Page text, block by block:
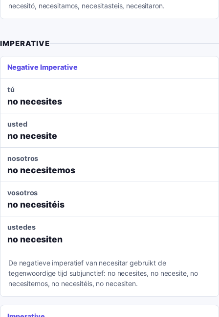
necesitó, necesitamos, necesitasteis, necesitaron.
IMPERATIVE
Negative Imperative
tú
no necesites
usted
no necesite
nosotros
no necesitemos
vosotros
no necesitéis
ustedes
no necesiten
De negatieve imperatief van necesitar gebruikt de
tegenwoordige tijd subjunctief: no necesites, no necesite, no
necesitemos, no necesitéis, no necesiten.